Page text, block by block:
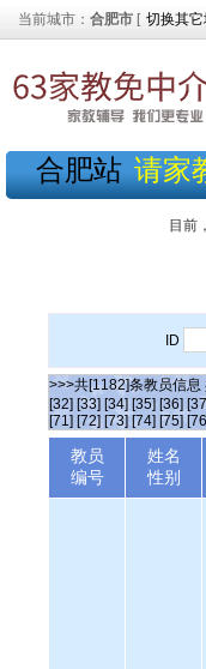
当前城市： 合肥市 [ 切换其
合肥站 请家
目前
ID
>>>共[1182]条教员信息
[32] [33] [34] [35] [36]
[71] [72] [73] [74] [75]
教员
编号
姓名
性别